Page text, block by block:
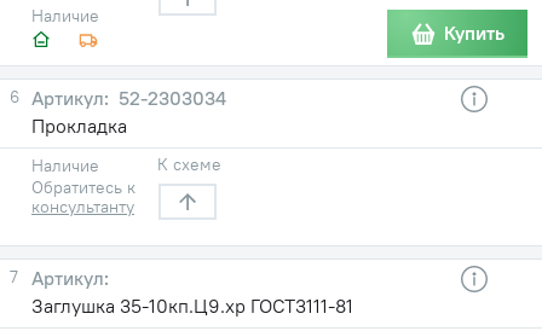
Наличие
Купить
6
52-2303034
Прокладка
Наличие
Обратитесь к
консультанту
К схеме
7
Заглушка 35-10кп.Ц9.хр ГОСТ3111-81